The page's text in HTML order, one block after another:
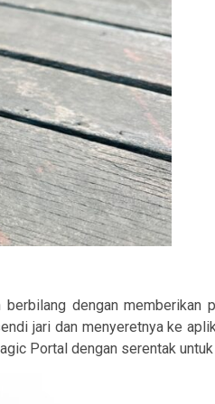
dengan
jari dan menyeretnya ke
Portal dengan serentak